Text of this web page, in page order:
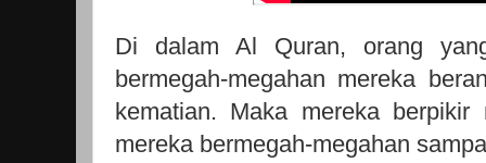
Di dalam Al Quran, orang
bermegah-megahan mereka
kematian. Maka mereka berpikir
mereka bermegah-megahan